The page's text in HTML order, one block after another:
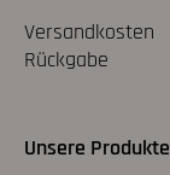
Versandkosten
Rückgabe
Unsere Produkte